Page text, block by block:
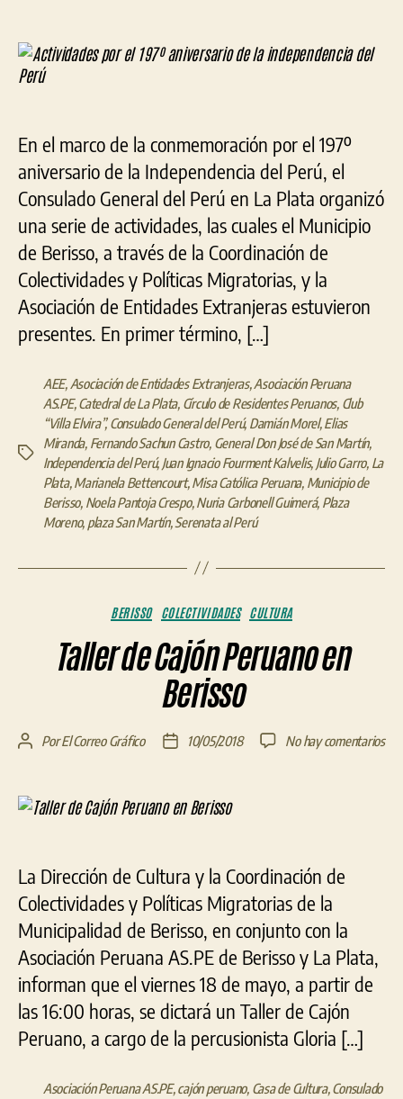
entrada
entrada
En el marco de la conmemoración por el 197º
aniversario de la Independencia del Perú, el
Consulado General del Perú en La Plata organizó
una serie de actividades, las cuales el Municipio
de Berisso, a través de la Coordinación de
Colectividades y Políticas Migratorias, y la
Asociación de Entidades Extranjeras estuvieron
presentes. En primer término, […]
Etiquetas
AEE, Asociación de Entidades Extranjeras,Asociación Peruana
AS.PE,Catedral de La Plata, Círculo de Residentes Peruanos, Club
“Villa Elvira”,Consulado General del Perú, Damián Morel,Elias
Miranda, Fernando Sachun Castro, General Don José de San Martín,
Independencia del Perú, Juan Ignacio Fourment Kalvelis, Julio Garro, La
Plata,Marianela Bettencourt,Misa Católica Peruana, Municipio de
Berisso, Noela Pantoja Crespo,Nuria Carbonell Guimerá, Plaza
Moreno, plaza San Martín,Serenata al Perú
Categorías
BERISSO COLECTIVIDADES CULTURA
Taller de Cajón Peruano en
Berisso
Autor
entrada
PorEl Correo Gráfico
Fecha
entrada
10/05/2018 No hay comentariosen
La Dirección de Cultura y la Coordinación de
Colectividades y Políticas Migratorias de la
Municipalidad de Berisso, en conjunto con la
Asociación Peruana AS.PE de Berisso y La Plata,
informan que el viernes 18 de mayo, a partir de
las 16:00 horas, se dictará un Taller de Cajón
Peruano, a cargo de la percusionista Gloria […]
Asociación Peruana AS.PE,cajón peruano, Casa de Cultura,Consulado